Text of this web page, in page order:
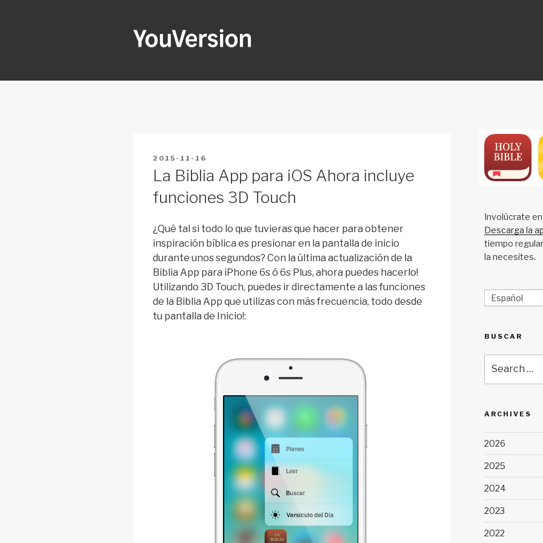
POSTED
2015-11-16
La Biblia App para iOS Ahora incluye
funciones 3D Touch
¿Qué tal si todo lo que tuvieras que hacer para obtener
inspiración bíblica es presionar en la pantalla de inicio
durante unos segundos? Con la última actualización de la
Biblia App para iPhone 6s ó 6s Plus, ahora puedes hacerlo!
Utilizando 3D Touch, puedes ir directamente a las funciones
de la Biblia App que utilizas con más frecuencia, todo desde
tu pantalla de Inicio!:
Involúcrate
Descarga la
tiempo
la necesites.
Español
BUSCAR
for:
ARCHIVES
2026
2025
2024
2023
2022